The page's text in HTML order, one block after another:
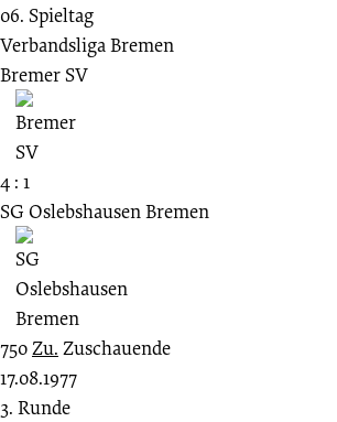
06. Spieltag
Verbandsliga Bremen
Bremer SV
4 : 1
SG Oslebshausen Bremen
750Zu. Zuschauende
17.08.1977
3. Runde